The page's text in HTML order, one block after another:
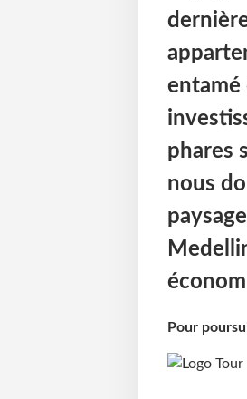
entamé
phares
nous
Pour